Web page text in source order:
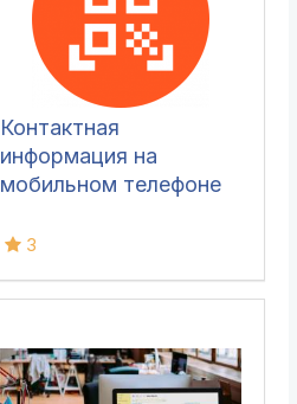
Контактная
информация на
мобильном телефоне
3